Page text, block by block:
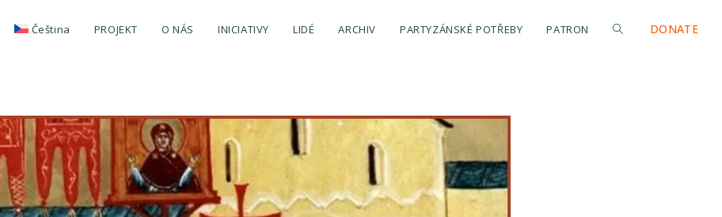
DONATE
Čeština PROJEKT O NÁS INICIATIVY LIDÉ ARCHIV PARTYZÁNSKÉ POTŘEBY PATRON